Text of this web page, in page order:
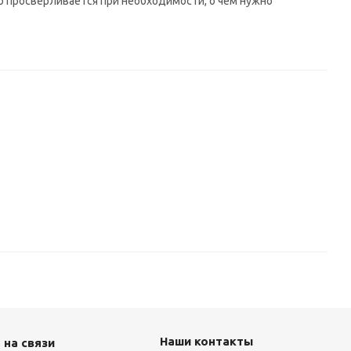
связи Наши контакты